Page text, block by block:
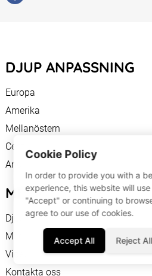
DJUP ANPASSNING
Europa
Amerika
Mellanöstern
Centralasien
Andra
MENY
Djup anpassning
Mild anpassning
Video
Kontakta oss
Cookie Policy
In order to provide you with a
experience, this website will
"Accept" or continuing to
agree to our use of cookies.
Accept All Reject All